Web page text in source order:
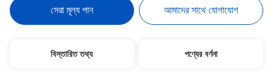
সেরা মূল্য পান আমাদের সাথে যোগাযোগ
বিস্তারিত তথ্য পণ্যের বর্ণনা